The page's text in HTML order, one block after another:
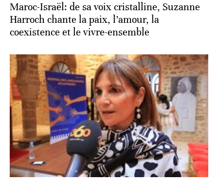
Maroc-Israël: de sa voix cristalline, Suzanne
Harroch chante la paix, l’amour, la
coexistence et le vivre-ensemble